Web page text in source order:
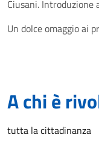
Ciusani. Introduzione
Un dolce omaggio ai
A chi è
tutta la cittadinanza